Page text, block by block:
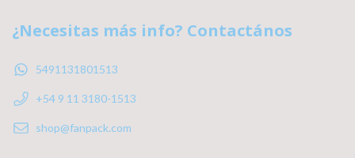
¿Necesitas más info? Contactános
5491131801513
+54 9 11 3180-1513
shop@fanpack.com